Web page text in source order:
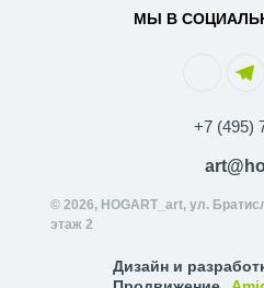
МЫ В
+7 (495)
© 2026, HOGART_art, ул.
этаж 2
Дизайн и